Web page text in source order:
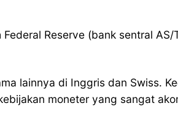
Reserve (bank sentral
lainnya di Inggris dan Swiss.
moneter yang sangat